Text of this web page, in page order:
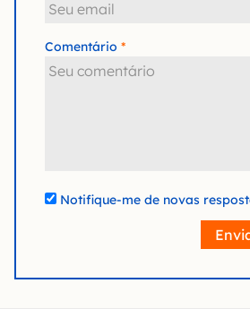
Comentário
Notifique-me de novas